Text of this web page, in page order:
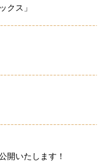
クス」
開いたします！